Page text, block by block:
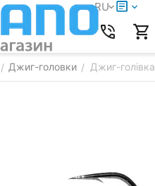
RU
/ Джиг-головки / Джиг-